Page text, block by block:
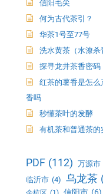
信阳毛尖
何为古代茶引？
华茶1号至77号
洗水黄茶（水潦杀
探寻龙井茶香密
红茶的薯香是怎
香吗
秒懂茶叶的发酵
有机茶和普通茶的
PDF (112) 万源市
临沂市 (4) 乌龙茶